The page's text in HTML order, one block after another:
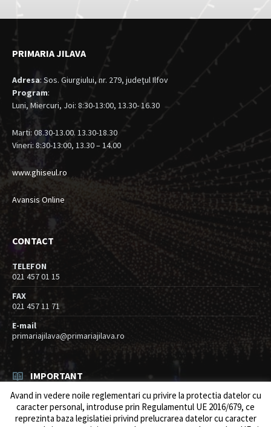
PRIMARIA JILAVA
Adresa: Sos. Giurgiului, nr. 279, judeţul Ilfov
Program:
Luni, Miercuri, Joi: 8:30-13:00, 13.30- 16.30
Marti: 08.30-13.00. 13.30-18.30
Vineri: 8:30-13:00, 13.30 – 14.00
www.ghiseul.ro
Avansis Online
CONTACT
TELEFON
021 457 01 15
FAX
021 457 11 71
E-mail
primariajilava@primariajilava.ro
IMPORTANT
Rezultat concurs expert – proba scrisa
06/08/2026 inResurse umane / Achizitii
Avand in vedere noile reglementari cu privire la protectia datelor cu
caracter personal, introduse prin Regulamentul UE 2016/679, ce
reprezinta baza legislatiei privind prelucrarea datelor cu caracter